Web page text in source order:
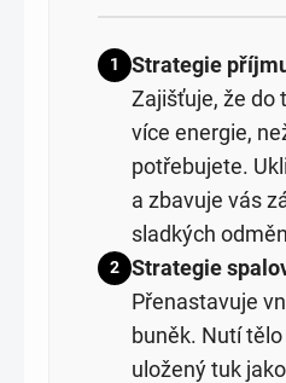
1
Strategie
Zajišťuje, že do
více energie,
potřebujete.
a zbavuje vás
sladkých
2
Strategie
Přenastavuje
buněk. Nutí
uložený tuk